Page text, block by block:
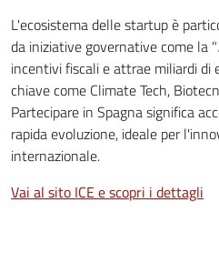
L'ecosistema delle startup è
da iniziative governative come la "
incentivi fiscali e attrae miliardi
chiave come Climate Tech,
Partecipare in Spagna significa
rapida evoluzione, ideale per
internazionale.
Vai al sito ICE e scopri i dettagli